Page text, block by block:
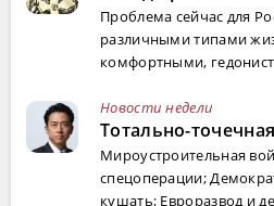
Проблема сейчас для
различными типами
комфортными,
Новости недели
Тотально-
Мироустроительная
спецоперации;
кушать; Евроразвод и